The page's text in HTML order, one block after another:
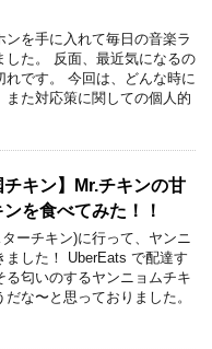
を手に入れて毎日の音楽ラ
した。 反面、最近気になるの
れです。 今回は、どんな時に
また対応策に関しての個人的
チキン】Mr.チキンの甘
を食べてみた！！
ーチキン)に行って、ヤンニ
ました！ UberEats で配達す
る匂いのするヤンニョムチキ
な〜と思っておりました。